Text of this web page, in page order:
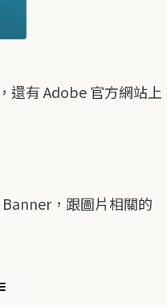
還有 Adobe 官方網站上
，跟圖片相關的